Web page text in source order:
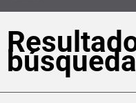
búsqueda